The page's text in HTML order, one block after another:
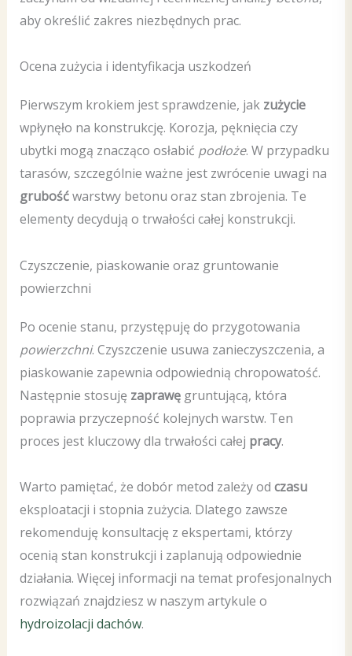
aby określić zakres niezbędnych prac.
Ocena zużycia i identyfikacja uszkodzeń
Pierwszym krokiem jest sprawdzenie, jak zużycie
wpłynęło na konstrukcję. Korozja, pęknięcia czy
ubytki mogą znacząco osłabić podłoże. W przypadku
tarasów, szczególnie ważne jest zwrócenie uwagi na
grubośćwarstwy betonu oraz stan zbrojenia. Te
elementy decydują o trwałości całej konstrukcji.
Czyszczenie, piaskowanie oraz gruntowanie
powierzchni
Po ocenie stanu, przystępuję do przygotowania
powierzchni. Czyszczenie usuwa zanieczyszczenia, a
piaskowanie zapewnia odpowiednią chropowatość.
Następnie stosuję zaprawęgruntującą, która
poprawia przyczepność kolejnych warstw. Ten
proces jest kluczowy dla trwałości całej pracy.
Warto pamiętać, że dobór metod zależy od czasu
eksploatacji i stopnia zużycia. Dlatego zawsze
rekomenduję konsultację z ekspertami, którzy
ocenią stan konstrukcji i zaplanują odpowiednie
działania. Więcej informacji na temat profesjonalnych
rozwiązań znajdziesz w naszym artykule o
hydroizolacji dachów.